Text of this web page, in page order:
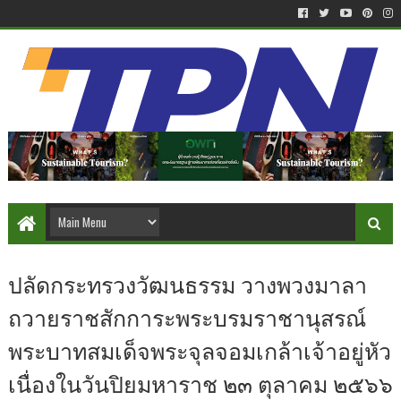
ปลัดกระทรวงวัฒนธรรม วางพวงมาลา
ถวายราชสักการะพระบรมราชานุสรณ์
พระบาทสมเด็จพระจุลจอมเกล้าเจ้าอยู่หัว
เนื่องในวันปิยมหาราช ๒๓ ตุลาคม ๒๕๖๖